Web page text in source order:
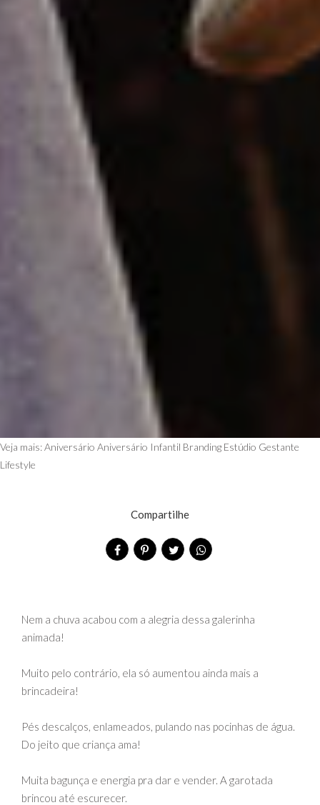
Veja mais:Aniversário Aniversário Infantil Branding Estúdio Gestante
Lifestyle
Compartilhe
Nem a chuva acabou com a alegria dessa galerinha
animada!
Muito pelo contrário, ela só aumentou ainda mais a
brincadeira!
Pés descalços, enlameados, pulando nas pocinhas de água.
Do jeito que criança ama!
Muita bagunça e energia pra dar e vender. A garotada
brincou até escurecer.